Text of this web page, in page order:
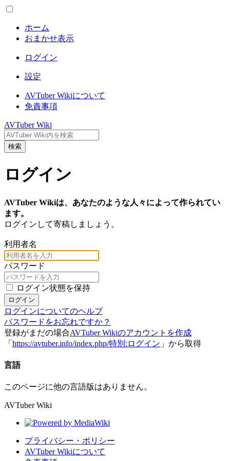
ホーム
おまかせ表示
ログイン
設定
AVTuber Wikiについて
免責事項
AVTuber Wiki
検索
ログイン
AVTuber Wikiは、あなたのような人々によって作られてい
ます。
ログインして寄稿しましょう。
利用者名
パスワード
ログイン状態を保持
ログイン
ログインについてのヘルプ
パスワードをお忘れですか？
登録がまだの場合AVTuber Wikiのアカウントを作成
「 https://avtuber.info/index.php/特別:ログイン 」から取得
言語
このページに他の言語版はありません。
AVTuber Wiki
プライバシー・ポリシー
AVTuber Wikiについて